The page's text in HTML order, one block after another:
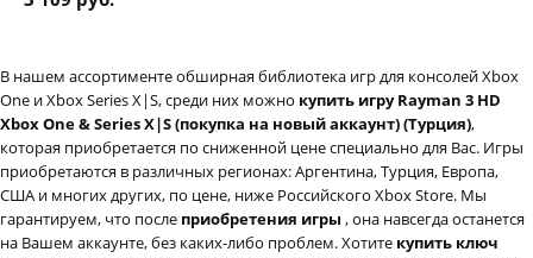
В нашем ассортименте обширная библиотека игр для консолей Xbox
One и Xbox Series X|S, среди них можно купить игру Rayman 3 HD
Xbox One & Series X|S (покупка на новый аккаунт) (Турция),
которая приобретается по сниженной цене специально для Вас. Игры
приобретаются в различных регионах: Аргентина, Турция, Европа,
США и многих других, по цене, ниже Российского Xbox Store. Мы
гарантируем, что после приобретения игры , она навсегда останется
на Вашем аккаунте, без каких-либо проблем. Хотите купить ключ